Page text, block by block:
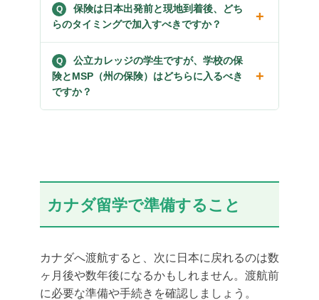
保険は日本出発前と現地到着後、どち
らのタイミングで加入すべきですか？
公立カレッジの学生ですが、学校の保
険とMSP（州の保険）はどちらに入るべき
ですか？
カナダ留学で準備すること
カナダへ渡航すると、次に日本に戻れるのは数
ヶ月後や数年後になるかもしれません。渡航前
に必要な準備や手続きを確認しましょう。